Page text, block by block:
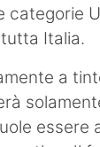
categorie
Italia.
a
essere